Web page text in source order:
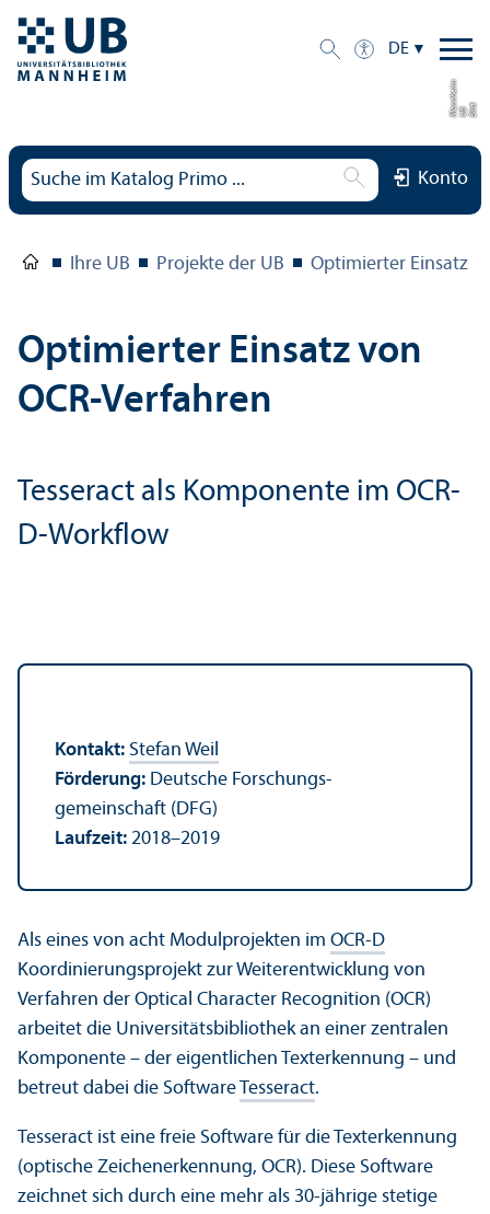
DE
Bil d:
U
B M
a n
n
h
ei
m
Konto
Ihre UB Projekte der UB Optimierter Einsatz
Optimierter Einsatz von
OCR-Verfahren
Tesseract als Komponente im OCR-
D-Workflow
Kontakt: Stefan Weil
Förderung: Deutsche Forschungs­
gemeinschaft (DFG)
Laufzeit: 2018–2019
Als eines von acht Modul­projekten im OCR-D
Koordinierungs­projekt zur Weiter­entwicklung von
Verfahren der Optical Character Recognition (OCR)
arbeitet die Universitäts­bibliothek an einer zentralen
Komponente – der eigentlichen Texterkennung – und
betreut dabei die SoftwareTesseract.
Tesseract ist eine freie Software für die Texterkennung
(optische Zeichenerkennung, OCR). Diese Software
zeichnet sich durch eine mehr als 30-jährige stetige